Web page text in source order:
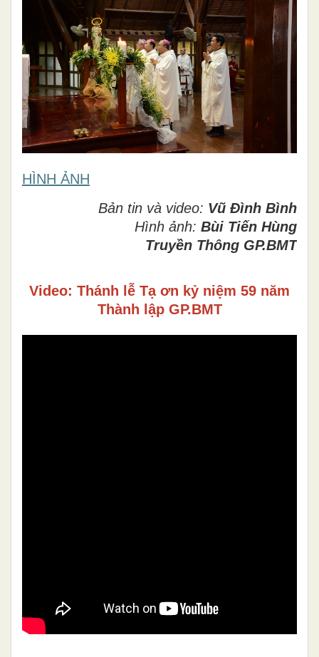
HÌNH ẢNH
Bản tin và video: Vũ Đình Bình
Hình ảnh: Bùi Tiến Hùng
Truyền Thông GP.BMT
Video: Thánh lễ Tạ ơn kỷ niệm 59 năm
Thành lập GP.BMT